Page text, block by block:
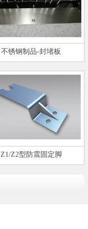
不锈钢制品-封堵板
Z1/Z2型防震固定脚